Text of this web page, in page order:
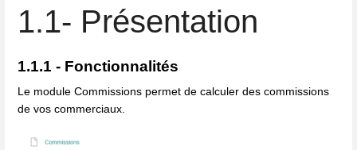
1.1- Présentation
1.1.1 - Fonctionnalités
Le module Commissions permet de calculer des commissions
de vos commerciaux.